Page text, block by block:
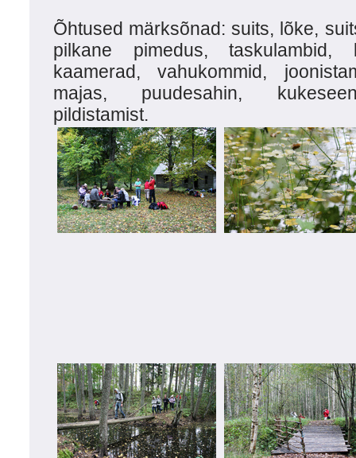
Õhtused märksõnad: suits, lõke,
pilkane pimedus,
kaamerad, vahukommid,
majas, puudesahin,
pildistamist.